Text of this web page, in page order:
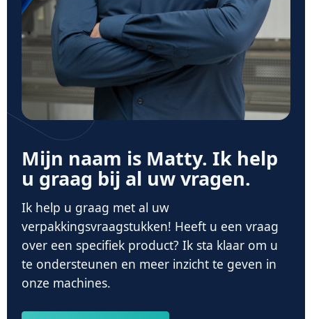
Mijn naam is Matty. Ik help
u graag bij al uw vragen.
Ik help u graag met al uw
verpakkingsvraagstukken! Heeft u een vraag
over een specifiek product? Ik sta klaar om u
te ondersteunen en meer inzicht te geven in
onze machines.